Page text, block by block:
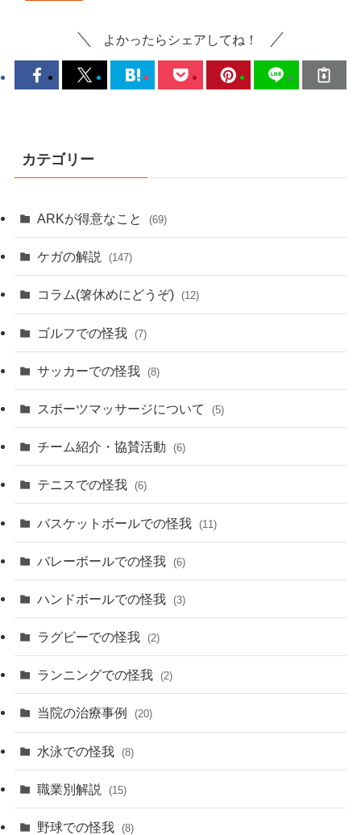
よかったらシェアしてね！
カテゴリー
ARKが得意なこと (69)
ケガの解説 (147)
コラム(箸休めにどうぞ) (12)
ゴルフでの怪我 (7)
サッカーでの怪我 (8)
スポーツマッサージについて (5)
チーム紹介・協賛活動 (6)
テニスでの怪我 (6)
バスケットボールでの怪我 (11)
バレーボールでの怪我 (6)
ハンドボールでの怪我 (3)
ラグビーでの怪我 (2)
ランニングでの怪我 (2)
当院の治療事例 (20)
水泳での怪我 (8)
職業別解説 (15)
野球での怪我 (8)